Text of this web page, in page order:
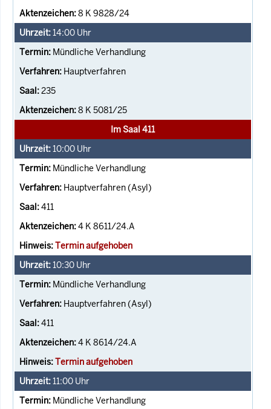
8 K 9828/24
14:00 Uhr
Mündliche Verhandlung
Hauptverfahren
235
8 K 5081/25
Im Saal 411
10:00 Uhr
Mündliche Verhandlung
Hauptverfahren (Asyl)
411
4 K 8611/24.A
Termin aufgehoben
10:30 Uhr
Mündliche Verhandlung
Hauptverfahren (Asyl)
411
4 K 8614/24.A
Termin aufgehoben
11:00 Uhr
Mündliche Verhandlung